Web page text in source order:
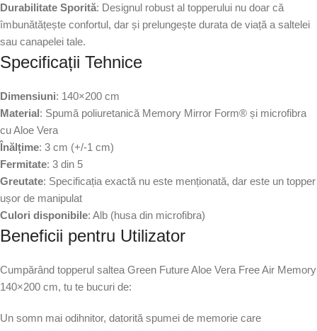
Durabilitate Sporită: Designul robust al topperului nu doar că
îmbunătățește confortul, dar și prelungește durata de viață a saltelei
sau canapelei tale.
Specificații Tehnice
Dimensiuni: 140×200 cm
Material: Spumă poliuretanică Memory Mirror Form® și microfibra
cu Aloe Vera
Înălțime: 3 cm (+/-1 cm)
Fermitate: 3 din 5
Greutate: Specificația exactă nu este menționată, dar este un topper
ușor de manipulat
Culori disponibile: Alb (husa din microfibra)
Beneficii pentru Utilizator
Cumpărând topperul saltea Green Future Aloe Vera Free Air Memory
140×200 cm, tu te bucuri de:
Un somn mai odihnitor, datorită spumei de memorie care